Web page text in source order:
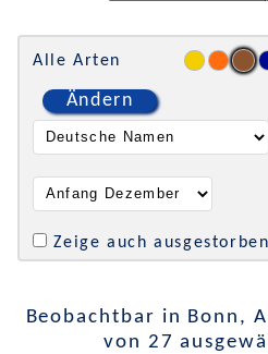
Alle Arten
Ändern
Zeige auch
Beobachtbar in Bonn,
von 27